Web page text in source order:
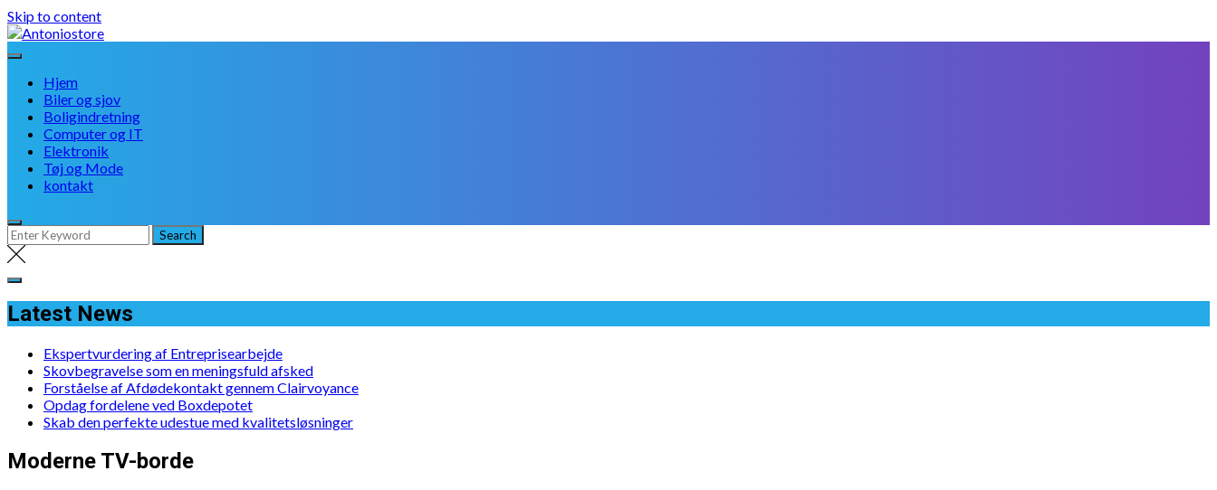
Skip to content
Hjem
Biler og sjov
Boligindretning
Computer og IT
Elektronik
Tøj og Mode
kontakt
Latest News
Ekspertvurdering af Entreprisearbejde
Skovbegravelse som en meningsfuld afsked
Forståelse af Afdødekontakt gennem Clairvoyance
Opdag fordelene ved Boxdepotet
Skab den perfekte udestue med kvalitetsløsninger
Moderne TV-borde